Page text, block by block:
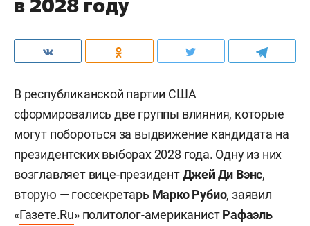
В республиканской партии США
сформировались две группы влияния, которые
могут побороться за выдвижение кандидата на
президентских выборах 2028 года. Одну из них
возглавляет вице-президентДжей Ди Вэнс,
вторую — госсекретарь Марко Рубио, заявил
«Газете.Ru» политолог-американистРафаэль